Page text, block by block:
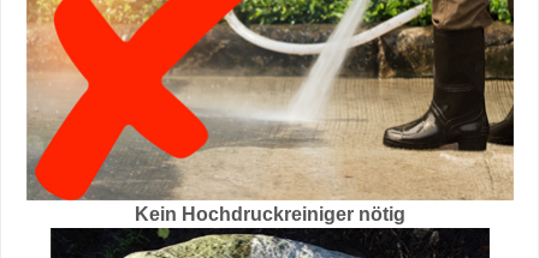
Kein Hochdruckreiniger nötig